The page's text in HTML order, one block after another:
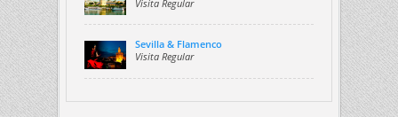
Visita Regular
Sevilla & Flamenco
Visita Regular